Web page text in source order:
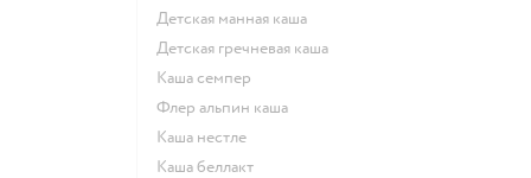
детская манная каша
детская гречневая каша
каша семпер
флер альпин каша
каша нестле
каша беллакт